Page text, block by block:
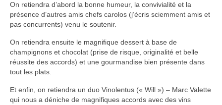
On retiendra d’abord la bonne humeur, la convivialité et la
présence d’autres amis chefs carolos (j’écris sciemment amis et
pas concurrents) venu le soutenir.
On retiendra ensuite le magnifique dessert à base de
champignons et chocolat (prise de risque, originalité et belle
réussite des accords) et une gourmandise bien présente dans
tout les plats.
Et enfin, on retiendra un duo Vinolentus (« Will ») – Marc Valette
qui nous a déniche de magnifiques accords avec des vins